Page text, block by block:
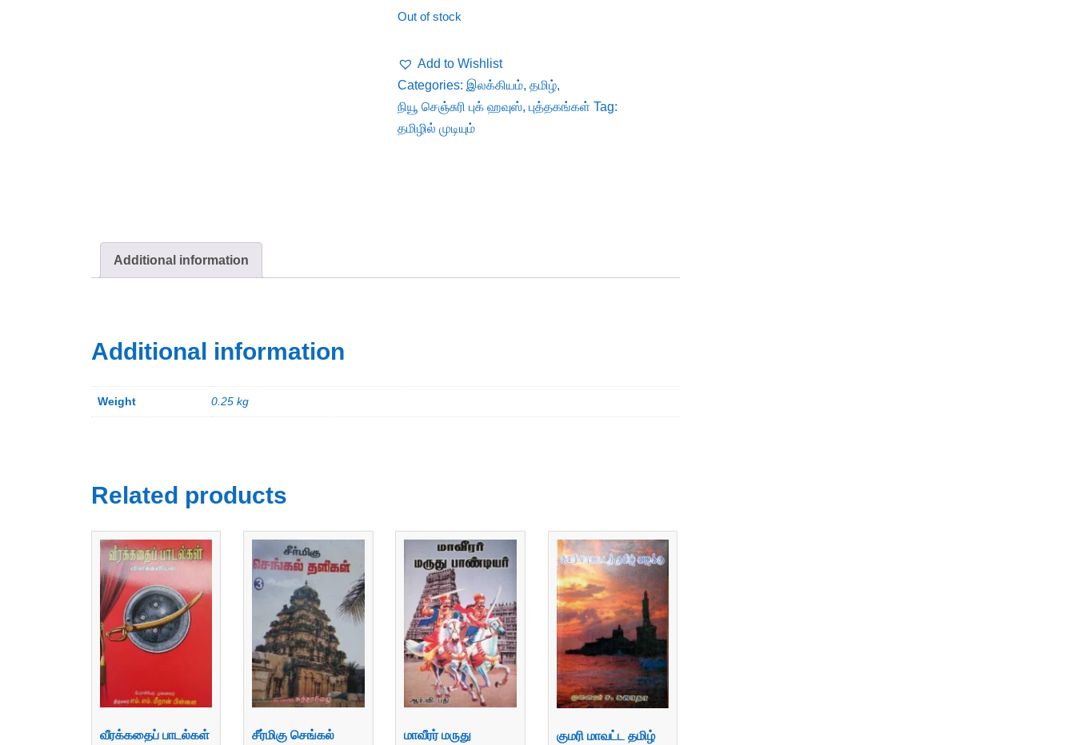
₹40.₹38.
Out of stock
Add to Wishlist
Categories: இலக்கியம், தமிழ்,
நியூ செஞ்சுரி புக் ஹவுஸ், புத்தகங்கள் Tag:
தமிழில் முடியும்
Additional information
Additional information
Weight 0.25 kg
Related products
வீரக்கதைப் பாடல்கள்
சீர்மிகு செங்கல்
மாவீரர் மருது
குமரி மாவட்ட தமிழ்